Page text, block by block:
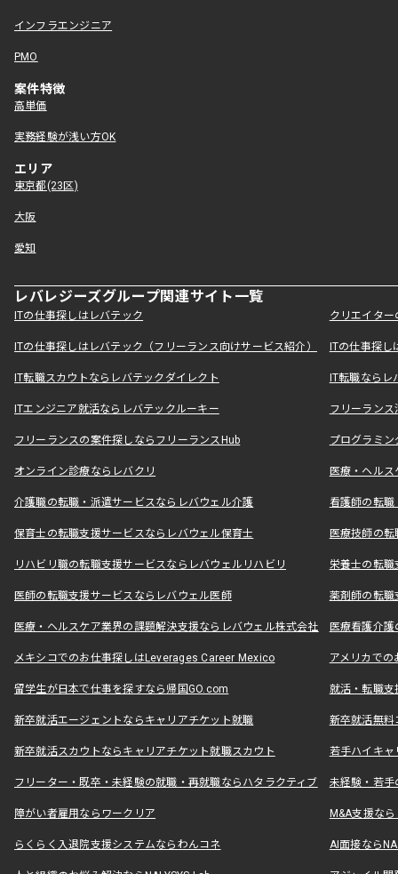
インフラエンジニア
PMO
案件特徴
高単価
実務経験が浅い方OK
エリア
東京都(23区)
大阪
愛知
レバレジーズグループ関連サイト一覧
ITの仕事探しはレバテック クリエイタ
ITの仕事探しはレバテック（フリーランス向けサービス紹介） ITの仕事探
IT転職スカウトならレバテックダイレクト IT転職なら
ITエンジニア就活ならレバテックルーキー フリーラン
フリーランスの案件探しならフリーランスHub プログラミ
オンライン診療ならレバクリ 医療・ヘル
介護職の転職・派遣サービスならレバウェル介護 看護師の転
保育士の転職支援サービスならレバウェル保育士 医療技師の
リハビリ職の転職支援サービスならレバウェルリハビリ 栄養士の転
医師の転職支援サービスならレバウェル医師 薬剤師の転
医療・ヘルスケア業界の課題解決支援ならレバウェル株式会社 医療看護介
メキシコでのお仕事探しはLeverages Career Mexico アメリカで
留学生が日本で仕事を探すなら帰国GO.com 就活・転職
新卒就活エージェントならキャリアチケット就職 新卒就活無料
新卒就活スカウトならキャリアチケット就職スカウト 若手ハイキ
フリーター・既卒・未経験の就職・再就職ならハタラクティブ 未経験・若手
障がい者雇用ならワークリア M&A支援な
らくらく入退院支援システムならわんコネ AI面接なら